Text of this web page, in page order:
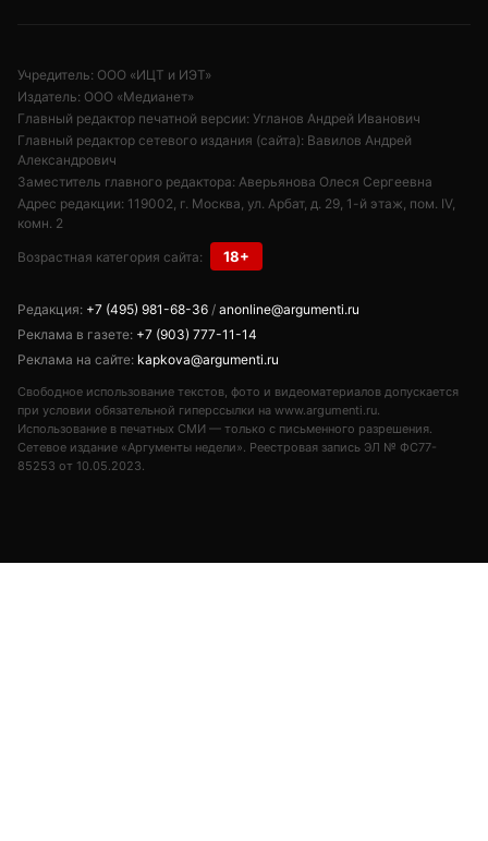
Учредитель: ООО «ИЦТ и ИЭТ»
Издатель: ООО «Медианет»
Главный редактор печатной версии: Угланов Андрей Иванович
Главный редактор сетевого издания (сайта): Вавилов Андрей
Александрович
Заместитель главного редактора: Аверьянова Олеся Сергеевна
Адрес редакции: 119002, г. Москва, ул. Арбат, д. 29, 1-й этаж, пом. IV,
комн. 2
Возрастная категория сайта: 18+
Редакция: +7 (495) 981-68-36 / anonline@argumenti.ru
Реклама в газете: +7 (903) 777-11-14
Реклама на сайте: kapkova@argumenti.ru
Свободное использование текстов, фото и видеоматериалов допускается
при условии обязательной гиперссылки на www.argumenti.ru.
Использование в печатных СМИ — только с письменного разрешения.
Сетевое издание «Аргументы недели». Реестровая запись ЭЛ № ФС77-
85253 от 10.05.2023.